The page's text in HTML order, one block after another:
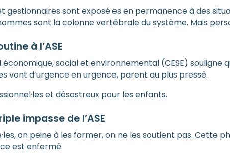
gestionnaires sont exposé·es en permanence à des
sont la colonne vertébrale du système. Mais
à l’ASE
économique, social et environnemental (CESE) souligne
vont d’urgence en urgence, parent au plus pressé.
et désastreux pour les enfants.
impasse de l’ASE
on peine à les former, on ne les soutient pas. Cette
est enfermé.